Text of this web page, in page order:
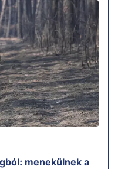
menekülnek a